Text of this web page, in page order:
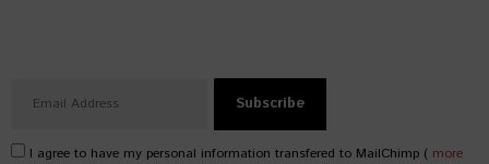
I agree to have my personal information transfered to MailChimp ( more